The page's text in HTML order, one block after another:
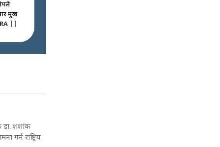
प्रमुख
||
डा. शशांक
गर्न राष्ट्रिय